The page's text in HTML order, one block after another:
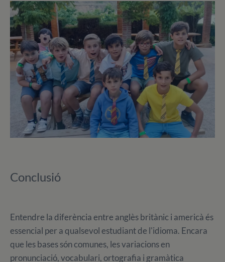
Conclusió
Entendre la diferència entre anglès britànic i americà és
essencial per a qualsevol estudiant de l'idioma. Encara
que les bases són comunes, les variacions en
pronunciació, vocabulari, ortografia i gramàtica